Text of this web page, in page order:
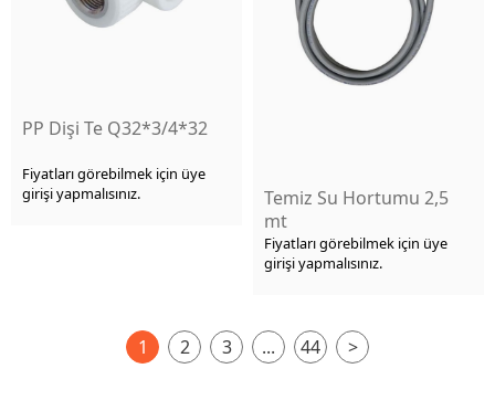
PP Dişi Te Q32*3/4*32
Fiyatları görebilmek için üye
girişi yapmalısınız.
Temiz Su Hortumu 2,5
mt
Fiyatları görebilmek için üye
girişi yapmalısınız.
1 2 3 ... 44 >